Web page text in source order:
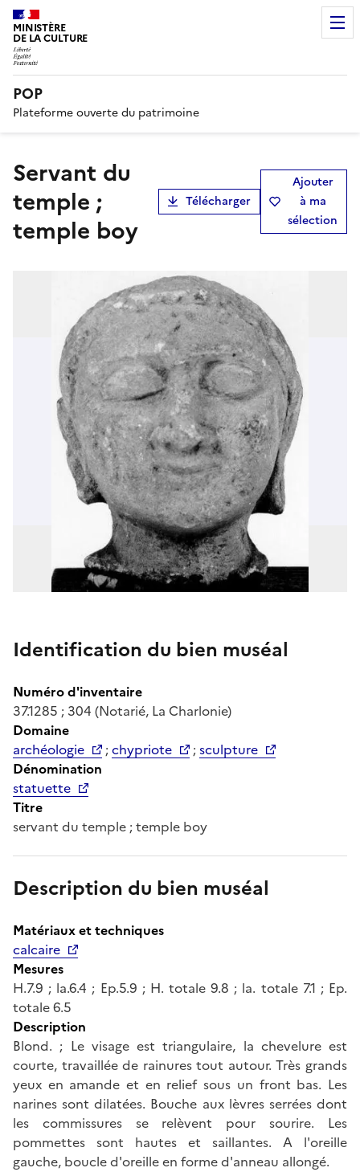
MINISTÈRE
DE LA CULTURE
POP
Plateforme ouverte du patrimoine
servant du
temple ;
temple boy
Télécharger
Ajouter
à ma
sélection
Identification du bien muséal
Numéro d'inventaire
37.1285 ; 304 (Notarié, La Charlonie)
Domaine
archéologie
;chypriote ;sculpture
Dénomination
statuette
Titre
servant du temple ; temple boy
Description du bien muséal
Matériaux et techniques
calcaire
Mesures
H.7.9 ; la.6.4 ; Ep.5.9 ; H. totale 9.8 ; la. totale 7.1 ; Ep.
totale 6.5
Description
Blond. ; Le visage est triangulaire, la chevelure est
courte, travaillée de rainures tout autour. Très grands
yeux en amande et en relief sous un front bas. Les
narines sont dilatées. Bouche aux lèvres serrées dont
les commissures se relèvent pour sourire. Les
pommettes sont hautes et saillantes. A l'oreille
gauche, boucle d'oreille en forme d'anneau allongé.